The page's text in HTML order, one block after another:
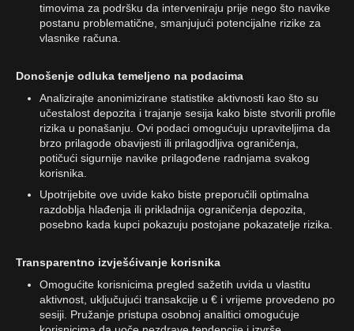
timovima za podršku da interveniraju prije nego što navike
postanu problematične, smanjujući potencijalne rizike za
vlasnike računa.
Donošenje odluka temeljeno na podacima
Analizirajte anonimizirane statistike aktivnosti kao što su
učestalost depozita i trajanje sesija kako biste stvorili profile
rizika u ponašanju. Ovi podaci omogućuju upraviteljima da
brzo prilagode obavijesti ili prilagodljiva ograničenja,
potičući sigurnije navike prilagođene radnjama svakog
korisnika.
Upotrijebite ove uvide kako biste preporučili optimalna
razdoblja hlađenja ili prikladnija ograničenja depozita,
posebno kada kupci pokazuju postojane pokazatelje rizika.
Transparentno izvješćivanje korisnika
Omogućite korisnicima pregled sažetih uvida u vlastitu
aktivnost, uključujući transakcije u € i vrijeme provedeno po
sesiji. Pružanje pristupa osobnoj analitici omogućuje